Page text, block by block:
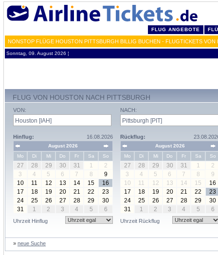
FLUG ANGEBOTE
NONSTOP FLÜGE HOUSTON PITTSBURGH BILLIG BUCHEN - FLUGTICKETS VON
Sonntag, 09. August 2026 ¦
FLUG VON HOUSTON NACH PITTSBURGH
VON:
Hinflug: 16.08.2026
August 2026
Mo
Di Mi Do Fr Sa So
27 28 29 30 31 1
2
3
4 5 6 7 8
9
10
11 12 13 14 15
16
17
18 19 20 21 22
23
24
25 26 27 28 29
30
31
1 2 3 4 5 6
Uhrzeit Hinflug
NACH:
Rückflug:
August 2026
Mo
Di Mi Do Fr Sa So
27 28 29 30 31 1
2
3
4 5 6 7 8
9
10
11 12 13 14 15
16
17
18 19 20 21 22
23
24
25 26 27 28 29
30
31
1 2 3 4 5 6
Uhrzeit Rückflug
» neue Suche